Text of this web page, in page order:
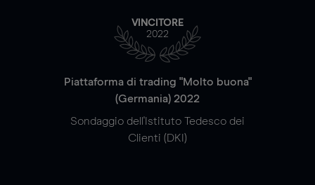
VINCITORE
2022
Piattaforma di trading "Molto buona"
(Germania) 2022
Sondaggio dell'Istituto Tedesco dei
Clienti (DKI)